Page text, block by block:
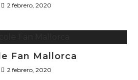
2 febrero, 2020
Fan Mallorca
2 febrero, 2020